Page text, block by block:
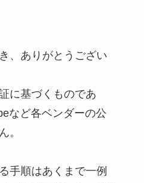
、ありがとうござい
に基づくものであ
など各ベンダーの公
。
手順はあくまで一例